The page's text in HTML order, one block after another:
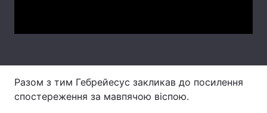
Разом з тим Гебрейесус закликав до посилення
спостереження за мавпячою віспою.